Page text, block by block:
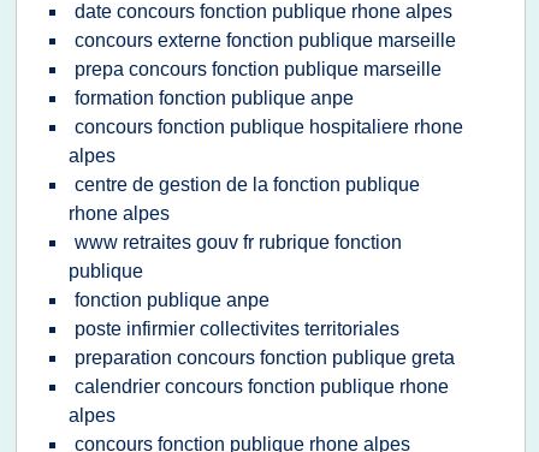
date concours fonction publique rhone alpes
concours externe fonction publique marseille
prepa concours fonction publique marseille
formation fonction publique anpe
concours fonction publique hospitaliere rhone
alpes
centre de gestion de la fonction publique
rhone alpes
www retraites gouv fr rubrique fonction
publique
fonction publique anpe
poste infirmier collectivites territoriales
preparation concours fonction publique greta
calendrier concours fonction publique rhone
alpes
concours fonction publique rhone alpes